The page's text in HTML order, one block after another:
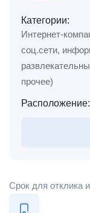
Категории:
Интернет-
соц.сети,
прочее)
Расположение:
Срок для отклика